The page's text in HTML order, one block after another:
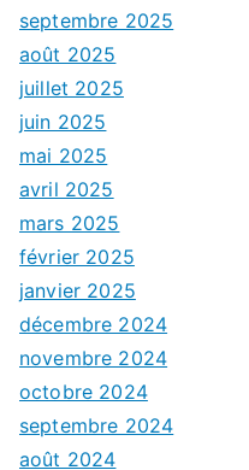
septembre 2025
août 2025
juillet 2025
juin 2025
mai 2025
avril 2025
mars 2025
février 2025
janvier 2025
décembre 2024
novembre 2024
octobre 2024
septembre 2024
août 2024